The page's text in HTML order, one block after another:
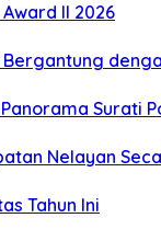
II 2026
Surati
Nelayan
Tahun Ini